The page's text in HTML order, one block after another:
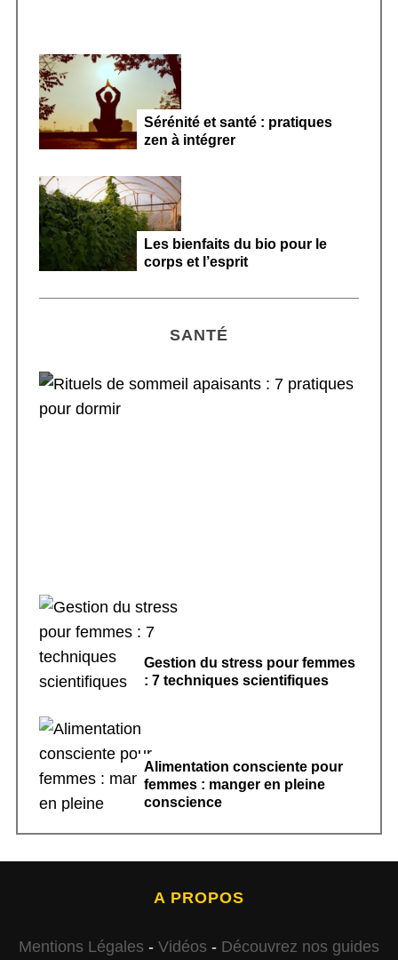
Sérénité et santé : pratiques
zen à intégrer
Les bienfaits du bio pour le
corps et l’esprit
SANTÉ
Gestion du stress pour femmes
: 7 techniques scientifiques
Alimentation consciente pour
femmes : manger en pleine
conscience
A PROPOS
Mentions Légales - Vidéos - Découvrez nos guides